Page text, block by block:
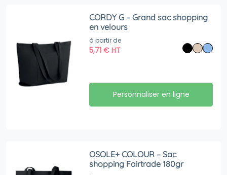
CORDY G – Grand sac shopping
en velours
à partir de
5,71€ HT
Personnaliser en ligne
OSOLE+ COLOUR – Sac
shopping Fairtrade 180gr